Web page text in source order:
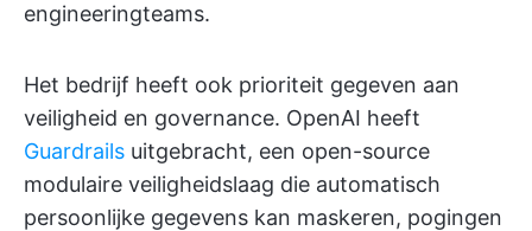
engineeringteams.
Het bedrijf heeft ook prioriteit gegeven aan
veiligheid en governance. OpenAI heeft
Guardrails uitgebracht, een open-source
modulaire veiligheidslaag die automatisch
persoonlijke gegevens kan maskeren, pogingen